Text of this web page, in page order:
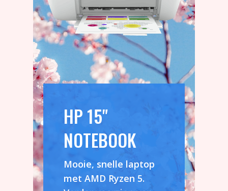
HP 15"
NOTEBOOK
Mooie, snelle laptop
met AMD Ryzen 5.